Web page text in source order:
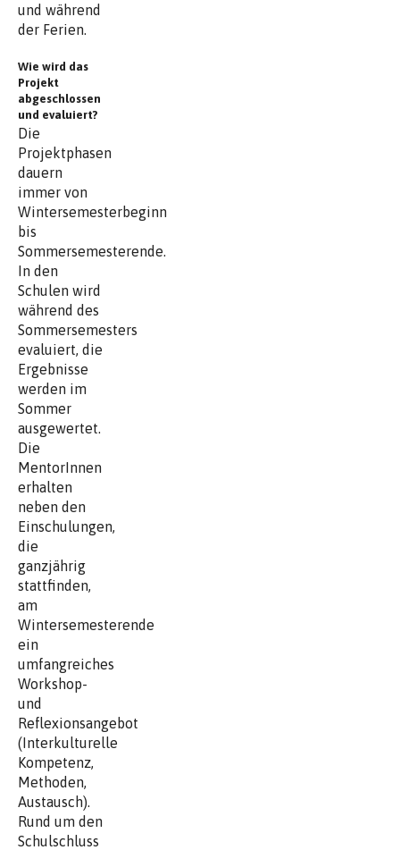
und während
der Ferien.
Wie wird das
Projekt
abgeschlossen
und evaluiert?
Die
Projektphasen
dauern
immer von
Wintersemesterbeginn
bis
Sommersemesterende.
In den
Schulen wird
während des
Sommersemesters
evaluiert, die
Ergebnisse
werden im
Sommer
ausgewertet.
Die
MentorInnen
erhalten
neben den
Einschulungen,
die
ganzjährig
stattfinden,
am
Wintersemesterende
ein
umfangreiches
Workshop-
und
Reflexionsangebot
(Interkulturelle
Kompetenz,
Methoden,
Austausch).
Rund um den
Schulschluss